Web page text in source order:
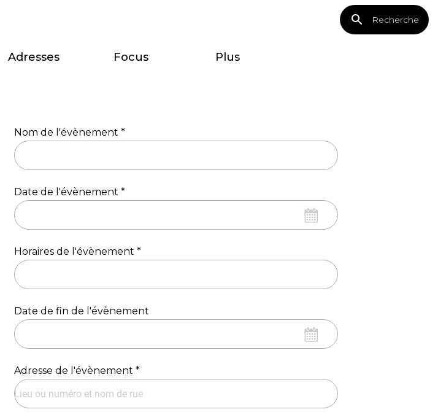
Recherche
Adresses Focus Plus
Nom de l'évènement *
Date de l'évènement *
Horaires de l'évènement *
Date de fin de l'évènement
Adresse de l'évènement *